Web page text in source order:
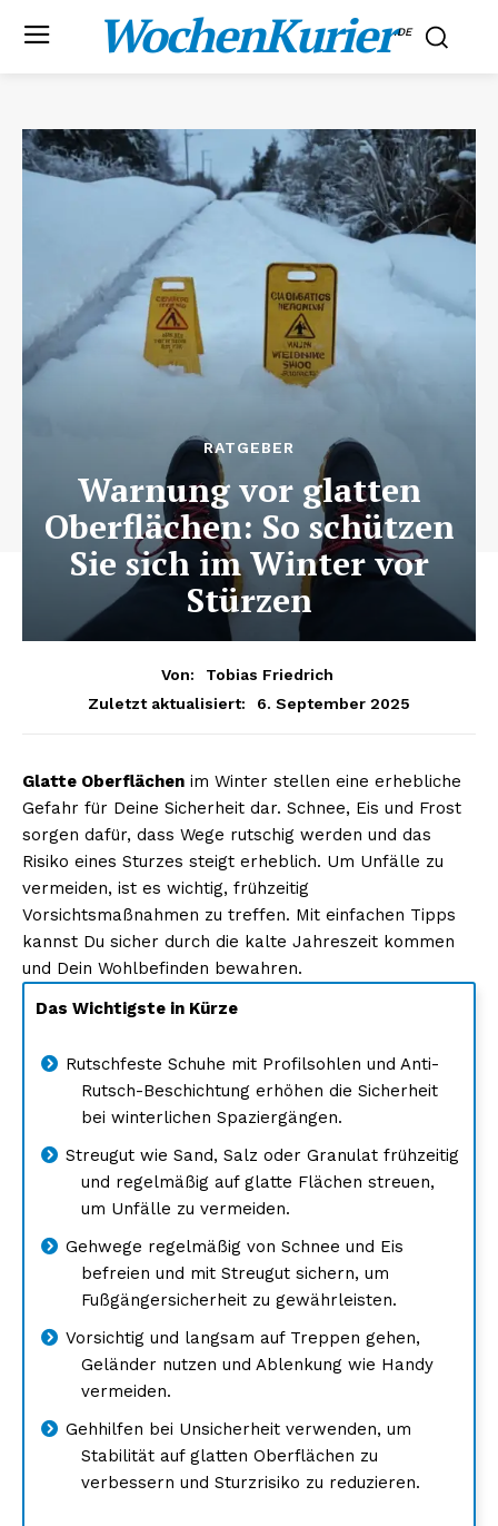
WochenKurier.DE
RATGEBER
Warnung vor glatten
Oberflächen: So schützen
Sie sich im Winter vor
Stürzen
Von:
Tobias Friedrich
Zuletzt aktualisiert:
6. September 2025
Glatte Oberflächen im Winter stellen eine erhebliche
Gefahr für Deine Sicherheit dar. Schnee, Eis und Frost
sorgen dafür, dass Wege rutschig werden und das
Risiko eines Sturzes steigt erheblich. Um Unfälle zu
vermeiden, ist es wichtig, frühzeitig
Vorsichtsmaßnahmen zu treffen. Mit einfachen Tipps
kannst Du sicher durch die kalte Jahreszeit kommen
und Dein Wohlbefinden bewahren.
Das Wichtigste in Kürze
Rutschfeste Schuhe mit Profilsohlen und Anti-
Rutsch-Beschichtung erhöhen die Sicherheit
bei winterlichen Spaziergängen.
Streugut wie Sand, Salz oder Granulat frühzeitig
und regelmäßig auf glatte Flächen streuen,
um Unfälle zu vermeiden.
Gehwege regelmäßig von Schnee und Eis
befreien und mit Streugut sichern, um
Fußgängersicherheit zu gewährleisten.
Vorsichtig und langsam auf Treppen gehen,
Geländer nutzen und Ablenkung wie Handy
vermeiden.
Gehhilfen bei Unsicherheit verwenden, um
Stabilität auf glatten Oberflächen zu
verbessern und Sturzrisiko zu reduzieren.